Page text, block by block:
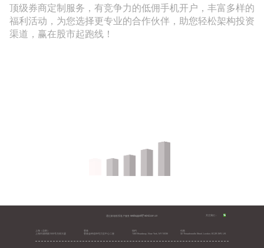
顶级券商定制服务，有竞争力的低佣手机开户，丰富多样的
福利活动，为您选择更专业的合作伙伴，助您轻松架构投资
渠道，赢在股市起跑线！
关注我们：
通过邮箱联系客户服务wwtsupport@wind.com.cn
上海（总部）
上海市浦明路1500号万得大厦
香港
香港金钟道89号力宝中心二座
纽约
1460 Broadway, New York, NY 10036
伦敦
32 Threadneedle Street, London, EC2R 8AY, UK